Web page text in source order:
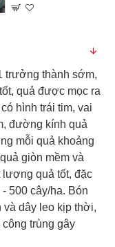
trưởng thành sớm,
quả được mọc ra
hình trái tim, vai
đường kính quả
mỗi quả khoảng
giòn mềm và
quả tốt, đặc
500 cây/ha. Bón
và dây leo kịp thời,
trùng gây